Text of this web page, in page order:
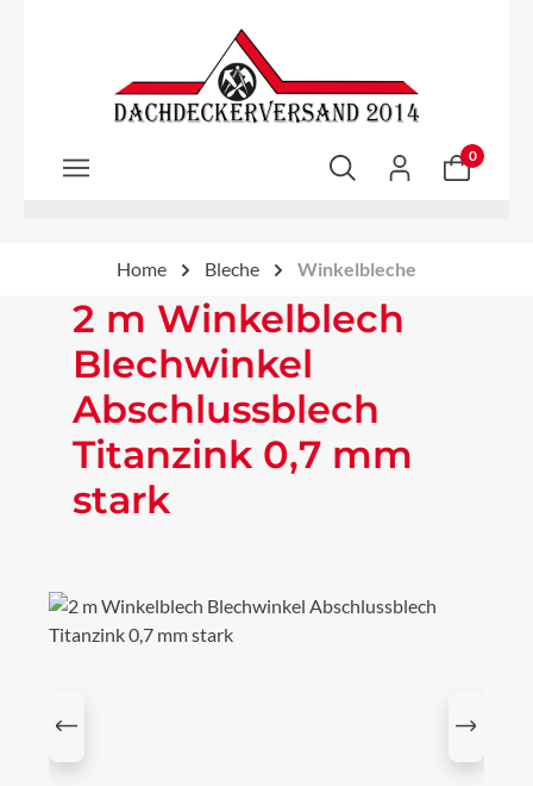
Zum Hauptinhalt springen
0
Home Bleche Winkelbleche
2 m Winkelblech
Blechwinkel
Abschlussblech
Titanzink 0,7 mm
stark
Bildergalerie überspringen